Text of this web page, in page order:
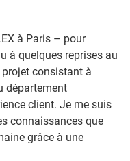
à Paris – pour
à quelques reprises au
projet consistant à
département
client. Je me suis
connaissances que
grâce à une